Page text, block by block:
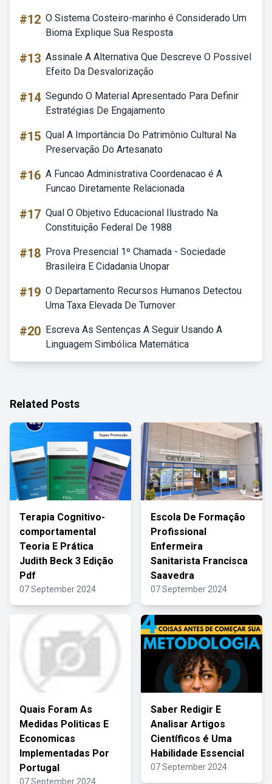
#12 O Sistema Costeiro-marinho é Considerado Um
Bioma Explique Sua Resposta
#13 Assinale A Alternativa Que Descreve O Possivel
Efeito Da Desvalorização
#14 Segundo O Material Apresentado Para Definir
Estratégias De Engajamento
#15 Qual A Importância Do Patrimônio Cultural Na
Preservação Do Artesanato
#16 A Funcao Administrativa Coordenacao é A
Funcao Diretamente Relacionada
#17 Qual O Objetivo Educacional Ilustrado Na
Constituição Federal De 1988
#18 Prova Presencial 1º Chamada - Sociedade
Brasileira E Cidadania Unopar
#19 O Departamento Recursos Humanos Detectou
Uma Taxa Elevada De Turnover
#20 Escreva As Sentenças A Seguir Usando A
Linguagem Simbólica Matemática
Related Posts
Terapia Cognitivo-
comportamental
Teoria E Prática
Judith Beck 3 Edição
Pdf
07 September 2024
Escola De Formação
Profissional
Enfermeira
Sanitarista Francisca
Saavedra
07 September 2024
Quais Foram As
Medidas Politicas E
Economicas
Implementadas Por
Portugal
07 September 2024
Saber Redigir E
Analisar Artigos
Científicos é Uma
Habilidade Essencial
07 September 2024